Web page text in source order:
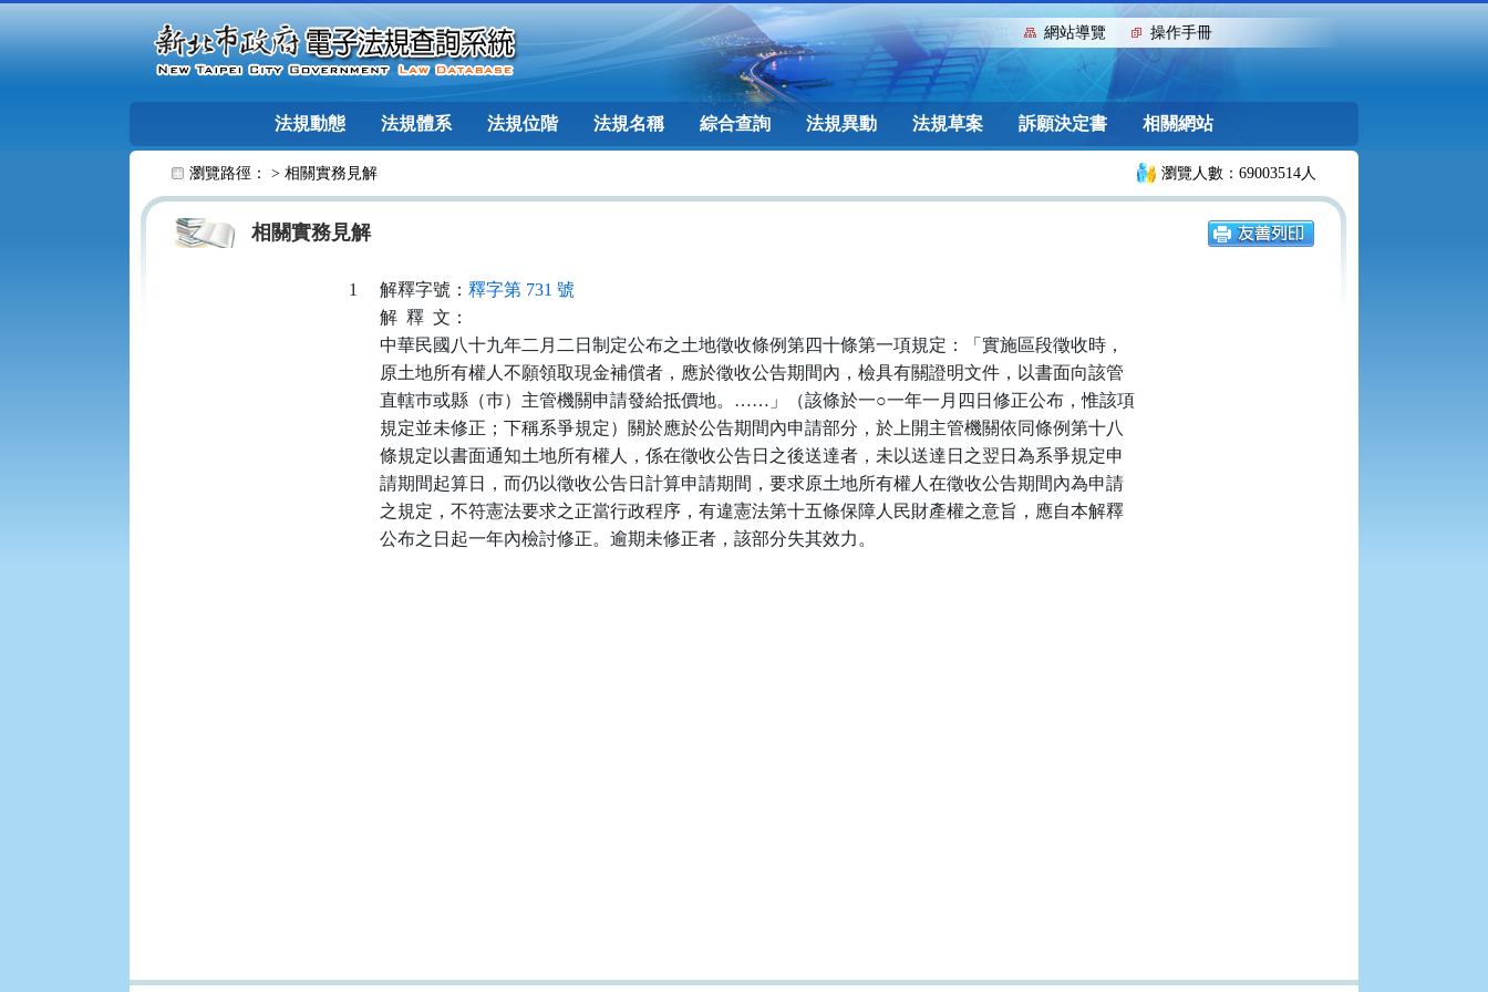
::: 網站導覽 操作手冊
法規動態 法規體系 法規位階 法規名稱 綜合查詢 法規異動 法規草案 訴願決定書 相關網站
瀏覽路徑： > 相關實務見解 瀏覽人數：69003514人
相關實務見解
1 解釋字號： 釋字第 731 號
解 釋 文：
中華民國八十九年二月二日制定公布之土地徵收條例第四十條第一項規定：「實施區段徵收時，
原土地所有權人不願領取現金補償者，應於徵收公告期間內，檢具有關證明文件，以書面向該管
直轄巿或縣（巿）主管機關申請發給抵價地。……」（該條於一○一年一月四日修正公布，惟該項
規定並未修正；下稱系爭規定）關於應於公告期間內申請部分，於上開主管機關依同條例第十八
條規定以書面通知土地所有權人，係在徵收公告日之後送達者，未以送達日之翌日為系爭規定申
請期間起算日，而仍以徵收公告日計算申請期間，要求原土地所有權人在徵收公告期間內為申請
之規定，不符憲法要求之正當行政程序，有違憲法第十五條保障人民財產權之意旨，應自本解釋
公布之日起一年內檢討修正。逾期未修正者，該部分失其效力。